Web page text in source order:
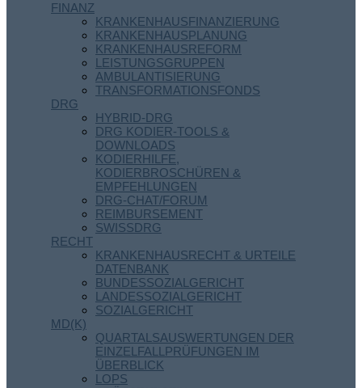
FINANZ
KRANKENHAUSFINANZIERUNG
KRANKENHAUSPLANUNG
KRANKENHAUSREFORM
LEISTUNGSGRUPPEN
AMBULANTISIERUNG
TRANSFORMATIONSFONDS
DRG
HYBRID-DRG
DRG KODIER-TOOLS &
DOWNLOADS
KODIERHILFE,
KODIERBROSCHÜREN &
EMPFEHLUNGEN
DRG-CHAT/FORUM
REIMBURSEMENT
SWISSDRG
RECHT
KRANKENHAUSRECHT & URTEILE
DATENBANK
BUNDESSOZIALGERICHT
LANDESSOZIALGERICHT
SOZIALGERICHT
MD(K)
QUARTALSAUSWERTUNGEN DER
EINZELFALLPRÜFUNGEN IM
ÜBERBLICK
LOPS